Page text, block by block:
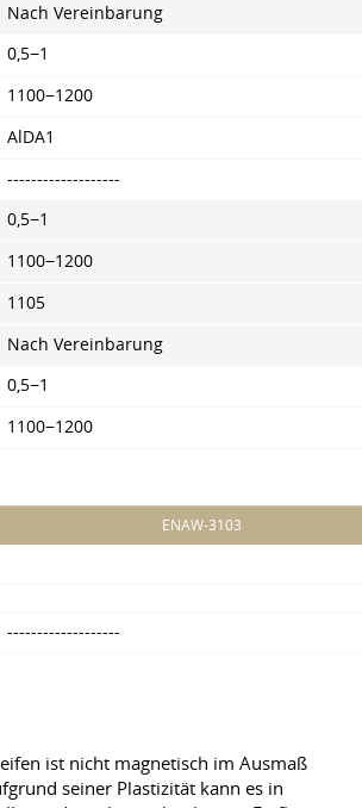
Nach Vereinbarung
0,5−1
1100−1200
AlDA1
-------------------
0,5−1
1100−1200
1105
Nach Vereinbarung
0,5−1
1100−1200
ENAW-3103
-------------------
ist nicht magnetisch im Ausmaß
seiner Plastizität kann es in